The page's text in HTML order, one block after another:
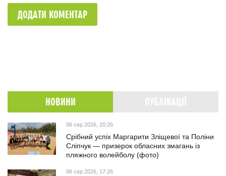
ДОДАТИ КОМЕНТАР
НОВИНИ
06 сер 2026, 20:26
Срібний успіх Маргарити Зліщевої та Поліни
Сліпчук — призерок обласних змагань із
пляжного волейболу (фото)
06 сер 2026, 17:26